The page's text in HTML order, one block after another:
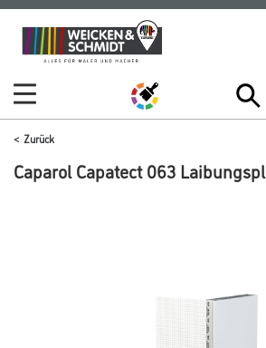
Zum
Inhalt
Zum
Navigationsmenü
Zurück
Caparol Capatect 063